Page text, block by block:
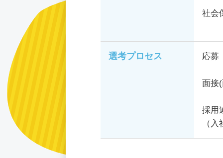
社会
選考プロセス
応募
面接
採用
（